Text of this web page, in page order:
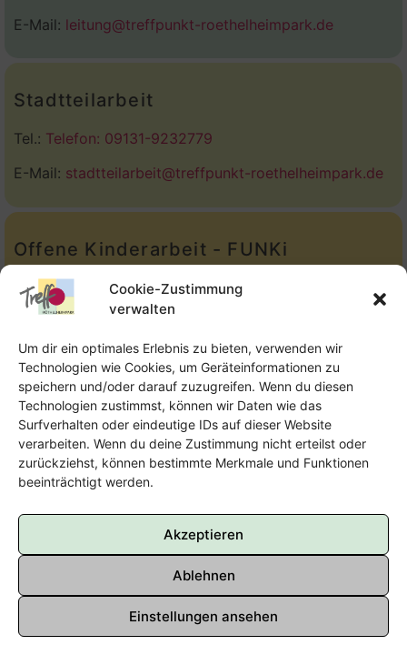
Cookie-Zustimmung
verwalten
Um dir ein optimales Erlebnis zu bieten, verwenden wir
Technologien wie Cookies, um Geräteinformationen zu
speichern und/oder darauf zuzugreifen. Wenn du diesen
Technologien zustimmst, können wir Daten wie das
Surfverhalten oder eindeutige IDs auf dieser Website
verarbeiten. Wenn du deine Zustimmung nicht erteilst oder
zurückziehst, können bestimmte Merkmale und Funktionen
beeinträchtigt werden.
Akzeptieren
Ablehnen
Einstellungen ansehen
E-Mail: leitung@treffpunkt-roethelheimpark.de
Stadtteilarbeit
Tel.: Telefon: 09131-9232779
E-Mail: stadtteilarbeit@treffpunkt-roethelheimpark.de
Offene Kinderarbeit - FUNKi
Tel.:Telefon: 09131-610749
Offene Jugendarbeit - Easthouse
Tel:
09131–302259
E-Mail:oja@treffpunkt-roethelheimpark.de